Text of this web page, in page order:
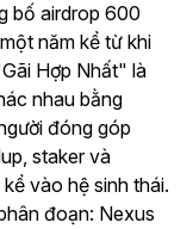
bố airdrop 600
năm kể từ khi
Hợp Nhất" là
nhau bằng
đóng góp
staker và
vào hệ sinh thái.
đoạn: Nexus